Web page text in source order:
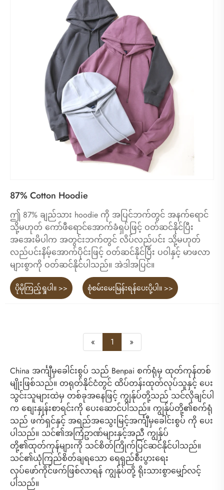
87% Cotton Hoodie
ဤ 87% ချည်သား hoodie ကို အပြင်ဘက်တွင် အနက်ရောင်
သို့မဟုတ် ကော်ဖီရောင်အောက်ခံရှပ်ဖြင့် ဝတ်ဆင်နိုင်ပြီး
အအေးမိပါက အတွင်းဘက်တွင် လိပ်လည်ပင်း သို့မဟုတ်
လည်ပင်းနိမ့်အောက်ပိုင်းဖြင့် ဝတ်ဆင်နိုင်ပြီး ပဝါနှင့် မာဖလာ
များစွာကို ဝတ်ဆင်နိုင်ပါသည်။ အဲဒါအပြင်။
ပိုမိုကြည့်ရှုပါ။ >> စုံစမ်းမေးမြန်းရန်ပေးပို့ပါ။ >>
« 1 »
China အင်္ကျီမှခေါင်းစွပ် သည် Benpai စက်ရုံမှ ထုတ်ကုန်တစ်
မျိုးဖြစ်သည်။ တရုတ်နိုင်ငံတွင် ထိပ်တန်းထုတ်လုပ်သူနှင့် ပေး
သွင်းသူများထဲမှ တစ်ခုအနေဖြင့် ကျွန်ုပ်တို့သည် သင်လိုချင်ပါ
က စျေးနှုန်းစာရင်းကို ပေးဆောင်ပါသည်။ ကျွန်ုပ်တို့၏စက်ရုံ
သည် ဖက်ရှင်နှင့် အရည်အသွေးမြင့်အင်္ကျီမှခေါင်းစွပ် ကို ပေး
ပါသည်။ သင်၏အကြံဥာဏ်များနှင့်အညီ ကျွန်ုပ်
တို့၏ထုတ်ကုန်များကို သင်စိတ်ကြိုက်ပြင်ဆင်နိုင်ပါသည်။
သင်၏ယုံကြည်စိတ်ချရသော ရေရှည်စီးပွားရေး
လုပ်ဖော်ကိုင်ဖက်ဖြစ်လာရန် ကျွန်ုပ်တို့ ရိုးသားစွာမျှော်လင့်
ပါသည်။